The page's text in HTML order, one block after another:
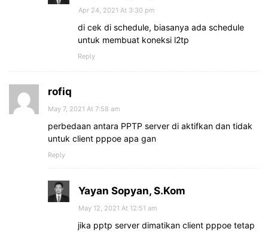
Apr 24, 2021 At 3:30 pm
di cek di schedule, biasanya ada schedule
untuk membuat koneksi l2tp
Reply
rofiq
May 7, 2021 At 7:58 am
perbedaan antara PPTP server di aktifkan dan tidak
untuk client pppoe apa gan
Reply
Yayan Sopyan, S.Kom
May 12, 2021 At 12:51 am
jika pptp server dimatikan client pppoe tetap